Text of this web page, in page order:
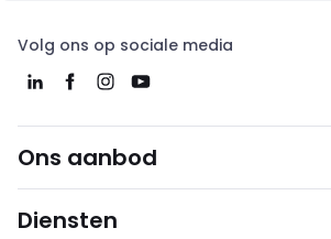
Volg ons op sociale media
Ons aanbod
Diensten